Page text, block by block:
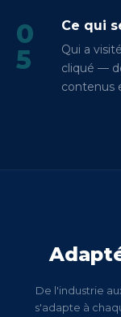
0
5
Ce qui
Qui a
cliqué —
contenus
De l'industrie
s'adapte à